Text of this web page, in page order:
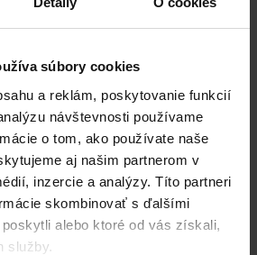
súbory cookies
a reklám, poskytovanie funkcií
návštevnosti používame
o tom, ako používate naše
aj našim partnerom v
inzercie a analýzy. Títo partneri
skombinovať s ďalšími
alebo ktoré od vás získali,
služby.
na trhu s oceľovými formami na